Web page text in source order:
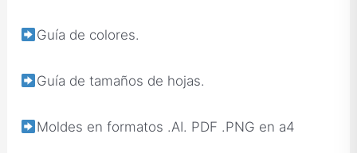
Guía de colores.
Guía de tamaños de hojas.
Moldes en formatos .AI. PDF .PNG en a4